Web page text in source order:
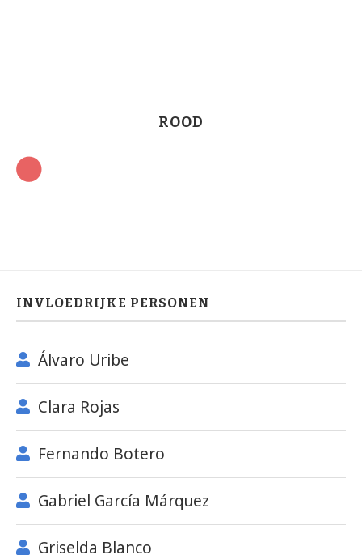
ROOD
INVLOEDRIJKE PERSONEN
Álvaro Uribe
Clara Rojas
Fernando Botero
Gabriel García Márquez
Griselda Blanco